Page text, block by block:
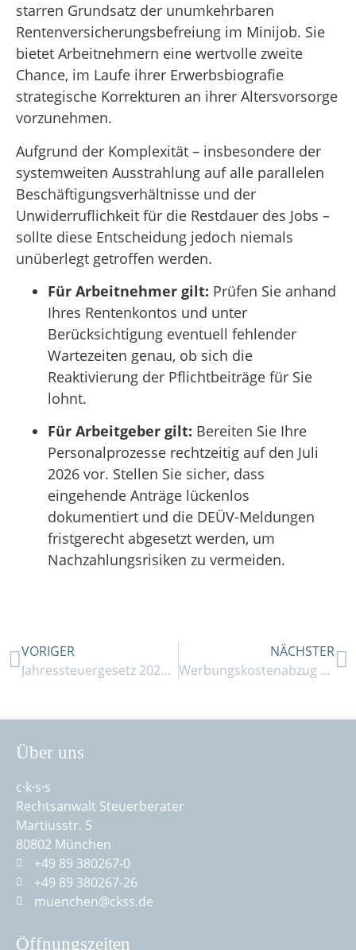
starren Grundsatz der unumkehrbaren
Rentenversicherungsbefreiung im Minijob. Sie
bietet Arbeitnehmern eine wertvolle zweite
Chance, im Laufe ihrer Erwerbsbiografie
strategische Korrekturen an ihrer Altersvorsorge
vorzunehmen.
Aufgrund der Komplexität – insbesondere der
systemweiten Ausstrahlung auf alle parallelen
Beschäftigungsverhältnisse und der
Unwiderruflichkeit für die Restdauer des Jobs –
sollte diese Entscheidung jedoch niemals
unüberlegt getroffen werden.
Für Arbeitnehmer gilt: Prüfen Sie anhand
Ihres Rentenkontos und unter
Berücksichtigung eventuell fehlender
Wartezeiten genau, ob sich die
Reaktivierung der Pflichtbeiträge für Sie
lohnt.
Für Arbeitgeber gilt: Bereiten Sie Ihre
Personalprozesse rechtzeitig auf den Juli
2026 vor. Stellen Sie sicher, dass
eingehende Anträge lückenlos
dokumentiert und die DEÜV-Meldungen
fristgerecht abgesetzt werden, um
Nachzahlungsrisiken zu vermeiden.
VORIGER
Jahressteuergesetz 2026: Zwischen KI-Revolution und Zinsanpassung
NÄCHSTER
Werbungskostenabzug bei Renovierungspflicht im Immobilienvertrag
Über uns
c·k·s·s
Rechtsanwalt Steuerberater
Martiusstr. 5
80802 München
+49 89 380267-0
+49 89 380267-26
muenchen@ckss.de
Öffnungszeiten